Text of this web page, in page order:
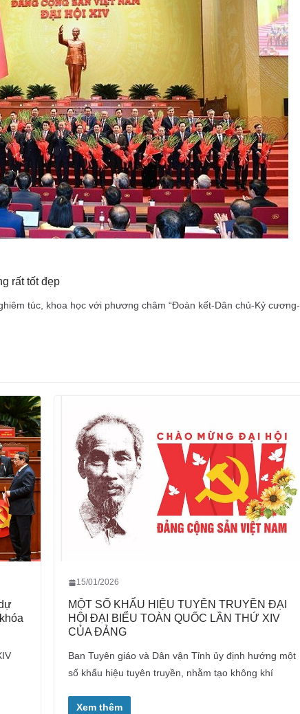
rất tốt đẹp
túc, khoa học với phương châm “Đoàn kết-Dân chủ-Kỷ cương-
15/01/2026
MỘT SỐ KHẨU HIỆU TUYÊN TRUYỀN ĐẠI
HỘI ĐẠI BIỂU TOÀN QUỐC LẦN THỨ XIV
CỦA ĐẢNG
Ban Tuyên giáo và Dân vận Tỉnh ủy định hướng một
số khẩu hiệu tuyên truyền, nhằm tạo không khí
Xem thêm